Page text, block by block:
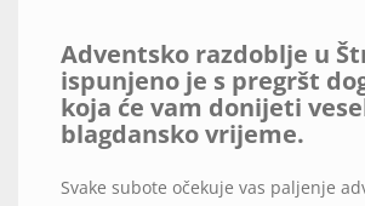
Adventsko razdoblje u
ispunjeno je s pregršt
koja će vam donijeti
blagdansko vrijeme.
Svake subote očekuje vas paljenje